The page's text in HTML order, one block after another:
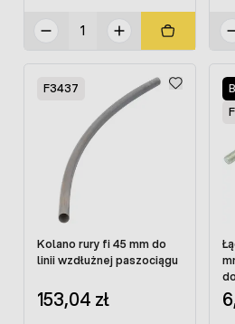
F3437
Kolano rury fi 45 mm do
linii wzdłużnej paszociągu
153,04 zł